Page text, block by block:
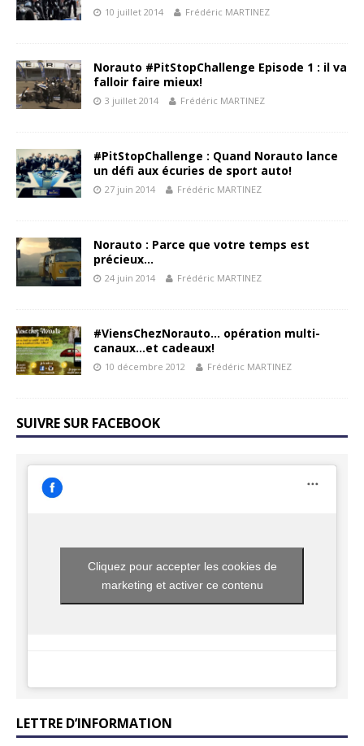
10 juillet 2014 Frédéric MARTINEZ
Norauto #PitStopChallenge Episode 1 : il va
falloir faire mieux!
3 juillet 2014 Frédéric MARTINEZ
#PitStopChallenge : Quand Norauto lance
un défi aux écuries de sport auto!
27 juin 2014 Frédéric MARTINEZ
Norauto : Parce que votre temps est
précieux…
24 juin 2014 Frédéric MARTINEZ
#ViensChezNorauto… opération multi-
canaux…et cadeaux!
10 décembre 2012 Frédéric MARTINEZ
SUIVRE SUR FACEBOOK
Cliquez pour accepter les cookies de
marketing et activer ce contenu
LETTRE D’INFORMATION